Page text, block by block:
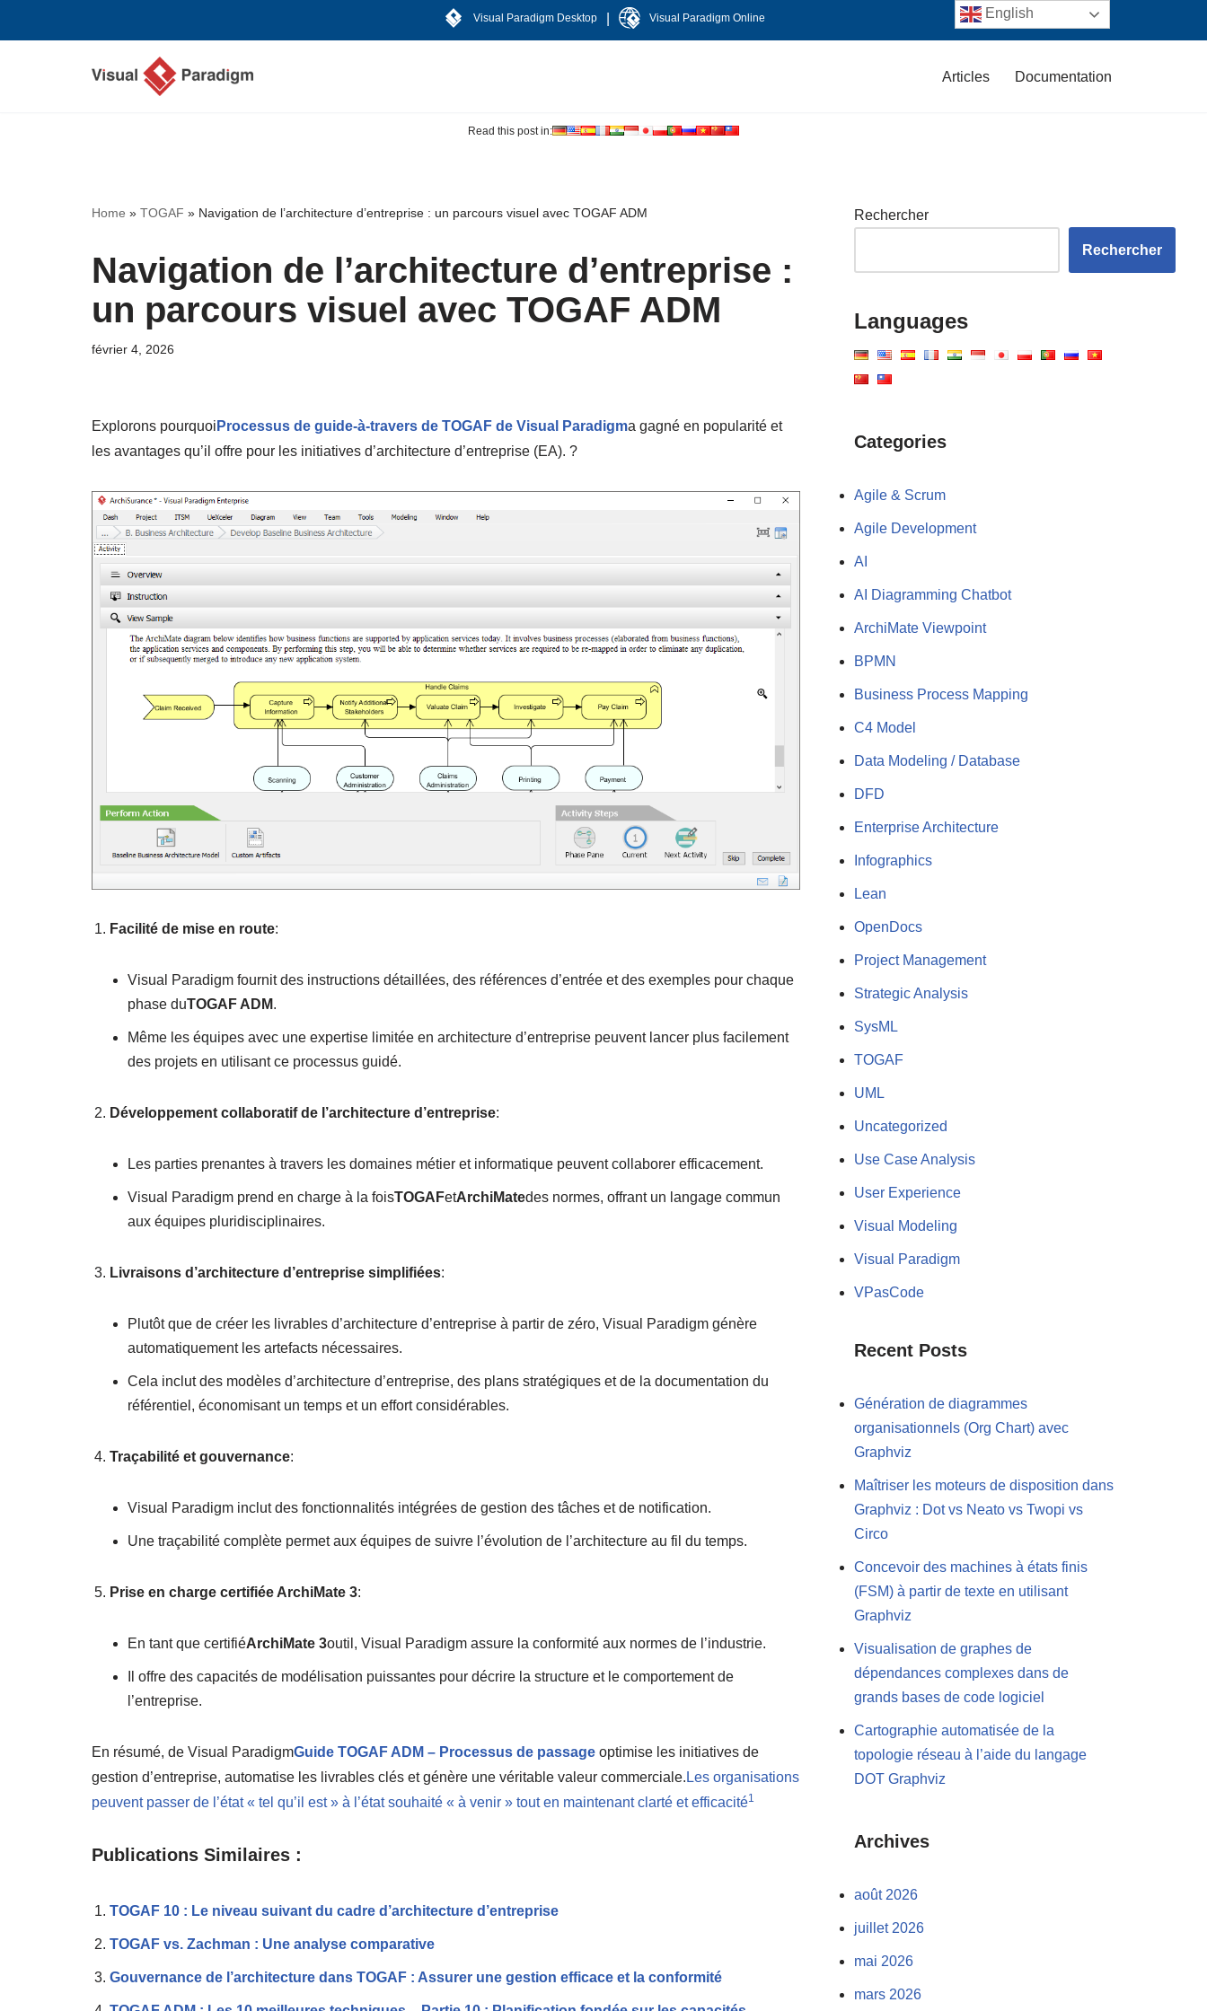
Visual Paradigm Desktop Visual Paradigm Online
Articles Documentation
Read this post in:
Home » TOGAF » Navigation de l’architecture d’entreprise : un parcours visuel avec TOGAF ADM
Navigation de l’architecture d’entreprise :
un parcours visuel avec TOGAF ADM
février 4, 2026
Explorons pourquoi Processus de guide-à-travers de TOGAF de Visual Paradigma gagné en popularité et
les avantages qu’il offre pour les initiatives d’architecture d’entreprise (EA). ?
Facilité de mise en route:
Visual Paradigm fournit des instructions détaillées, des références d’entrée et des exemples pour chaque
phase duTOGAF ADM.
Même les équipes avec une expertise limitée en architecture d’entreprise peuvent lancer plus facilement
des projets en utilisant ce processus guidé.
Développement collaboratif de l’architecture d’entreprise:
Les parties prenantes à travers les domaines métier et informatique peuvent collaborer efficacement.
Visual Paradigm prend en charge à la foisTOGAFetArchiMatedes normes, offrant un langage commun
aux équipes pluridisciplinaires.
Livraisons d’architecture d’entreprise simplifiées:
Plutôt que de créer les livrables d’architecture d’entreprise à partir de zéro, Visual Paradigm génère
automatiquement les artefacts nécessaires.
Cela inclut des modèles d’architecture d’entreprise, des plans stratégiques et de la documentation du
référentiel, économisant un temps et un effort considérables.
Traçabilité et gouvernance:
Visual Paradigm inclut des fonctionnalités intégrées de gestion des tâches et de notification.
Une traçabilité complète permet aux équipes de suivre l’évolution de l’architecture au fil du temps.
Prise en charge certifiée ArchiMate 3:
En tant que certifiéArchiMate 3outil, Visual Paradigm assure la conformité aux normes de l’industrie.
Il offre des capacités de modélisation puissantes pour décrire la structure et le comportement de
l’entreprise.
En résumé, de Visual ParadigmGuide TOGAF ADM – Processus de passage optimise les initiatives de
gestion d’entreprise, automatise les livrables clés et génère une véritable valeur commerciale. Les organisations
peuvent passer de l’état « tel qu’il est » à l’état souhaité « à venir » tout en maintenant clarté et efficacité1
Publications Similaires :
TOGAF 10 : Le niveau suivant du cadre d’architecture d’entreprise
TOGAF vs. Zachman : Une analyse comparative
Gouvernance de l’architecture dans TOGAF : Assurer une gestion efficace et la conformité
Rechercher
Rechercher
Languages
Categories
Agile & Scrum
Agile Development
AI
AI Diagramming Chatbot
ArchiMate Viewpoint
BPMN
Business Process Mapping
C4 Model
Data Modeling / Database
DFD
Enterprise Architecture
Infographics
Lean
OpenDocs
Project Management
Strategic Analysis
SysML
TOGAF
UML
Uncategorized
Use Case Analysis
User Experience
Visual Modeling
Visual Paradigm
VPasCode
Recent Posts
Génération de diagrammes
organisationnels (Org Chart) avec
Graphviz
Maîtriser les moteurs de disposition dans
Graphviz : Dot vs Neato vs Twopi vs
Circo
Concevoir des machines à états finis
(FSM) à partir de texte en utilisant
Graphviz
Visualisation de graphes de
dépendances complexes dans de
grands bases de code logiciel
Cartographie automatisée de la
topologie réseau à l’aide du langage
DOT Graphviz
Archives
août 2026
juillet 2026
mai 2026
mars 2026
English